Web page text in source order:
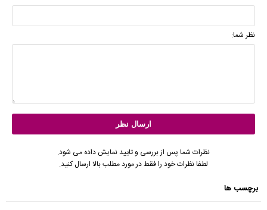
نظر شما:
نظرات شما پس از بررسی و تایید نمایش داده می شود.
لطفا نظرات خود را فقط در مورد مطلب بالا ارسال کنید.
برچسب ها